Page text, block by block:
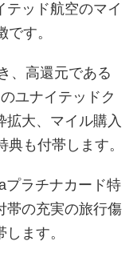
テッド航空のマイ
す。
、高還元である
ユナイテッドク
拡大、マイル購入
も付帯します。
プラチナカード特
帯の充実の旅行傷
ます。